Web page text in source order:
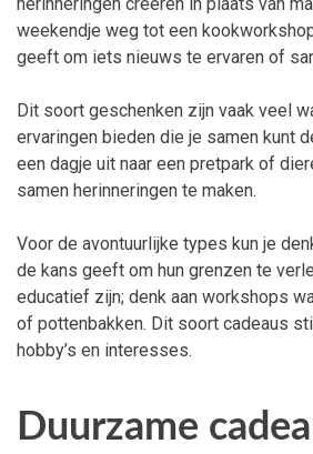
herinneringen creëren in plaats van
weekendje weg tot een
geeft om iets nieuws te ervaren of
Dit soort geschenken zijn vaak veel
ervaringen bieden die je samen kunt
een dagje uit naar een pretpark of
samen herinneringen te maken.
Voor de avontuurlijke types kun je
de kans geeft om hun grenzen te
educatief zijn; denk aan workshops
of pottenbakken. Dit soort cadeaus
hobby’s en interesses.
Duurzame